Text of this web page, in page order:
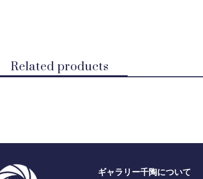
Related products
ギャラリー千陶について